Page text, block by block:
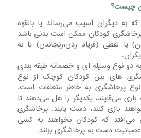
چیست؟
به دیگران آسیب می‌رساند یا بالقوه
کودکان ممکن است بدنی باشد
یا لفظی (فریاد زدن،رنجاندن) یا به
دو نوع وسیله ای و خصمانه طبقه بندی
های بین کودکان کوچک از نوع
پرخاشگری به خاطر متعلقات است.
می‌قاپند، یکدیگر را هل می‌دهند تا
بازی کنند، دست یابند. پرخاشگری
می‌افتد که کودکان بخواهند به کسی
دست به پرخاشگری بزنند.